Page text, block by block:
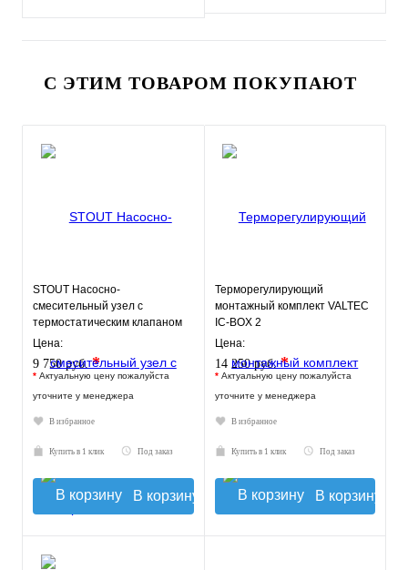
С ЭТИМ ТОВАРОМ ПОКУПАЮТ
STOUT Насосно-
смесительный узел с
термостатическим клапаном
20-43°C и
жидкокристаллическим
термомет
Цена:
9 750 руб.*
* Актуальную цену пожалуйста
уточните у менеджера
В избранное
Купить в 1 клик Под заказ
В корзину
Терморегулирующий
монтажный комплект VALTEC
IC-BOX 2
Цена:
14 250 руб.*
* Актуальную цену пожалуйста
уточните у менеджера
В избранное
Купить в 1 клик Под заказ
В корзину